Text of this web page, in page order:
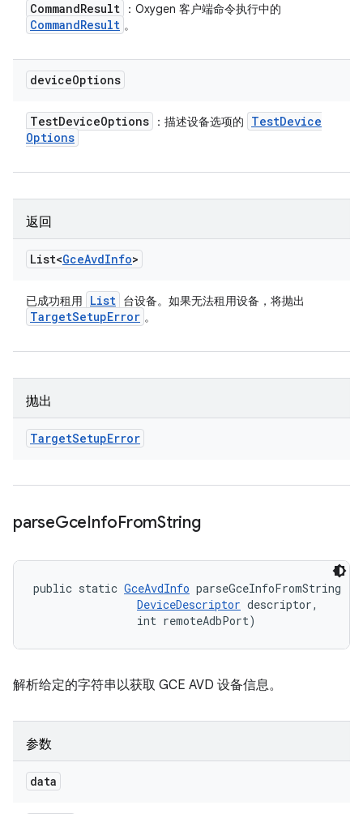
CommandResult ：Oxygen 客户端命令执行中的
CommandResult 。
deviceOptions
TestDeviceOptions ：描述设备选项的 TestDevice
Options
返回
List<GceAvdInfo>
已成功租用 List 台设备。如果无法租用设备，将抛出
TargetSetupError 。
抛出
TargetSetupError
parseGceInfoFromString
public static GceAvdInfo parseGceInfoFromString
DeviceDescriptor descriptor,
                int remoteAdbPort)
解析给定的字符串以获取 GCE AVD 设备信息。
参数
data